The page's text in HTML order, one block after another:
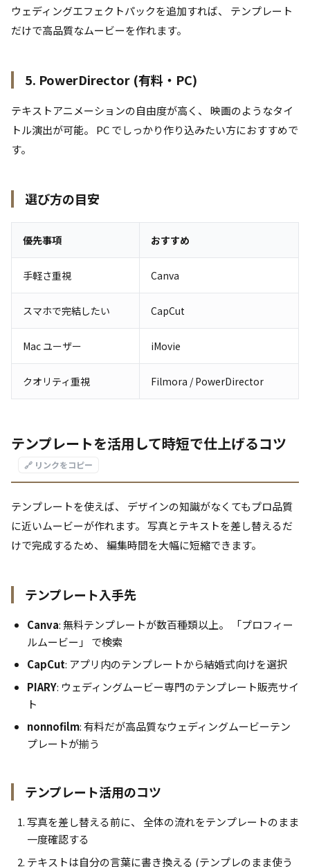
ウェディングエフェクトパックを追加すれば、 テンプレート
だけで高品質なムービーを作れます。
5. PowerDirector (有料・PC)
テキストアニメーションの自由度が高く、 映画のようなタイ
トル演出が可能。 PC でしっかり作り込みたい方におすすめで
す。
選び方の目安
優先事項 おすすめ
手軽さ重視 Canva
スマホで完結したい CapCut
Mac ユーザー iMovie
クオリティ重視 Filmora / PowerDirector
テンプレートを活用して時短で仕上げるコツ
🔗 リンクをコピー
テンプレートを使えば、 デザインの知識がなくてもプロ品質
に近いムービーが作れます。 写真とテキストを差し替えるだ
けで完成するため、 編集時間を大幅に短縮できます。
テンプレート入手先
Canva: 無料テンプレートが数百種類以上。 「プロフィー
ルムービー」 で検索
CapCut: アプリ内のテンプレートから結婚式向けを選択
PIARY: ウェディングムービー専門のテンプレート販売サイ
ト
nonnofilm: 有料だが高品質なウェディングムービーテン
プレートが揃う
テンプレート活用のコツ
写真を差し替える前に、 全体の流れをテンプレートのまま
一度確認する
テキストは自分の言葉に書き換える (テンプレのまま使う